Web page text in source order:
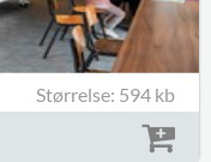
Størrelse: 594 kb